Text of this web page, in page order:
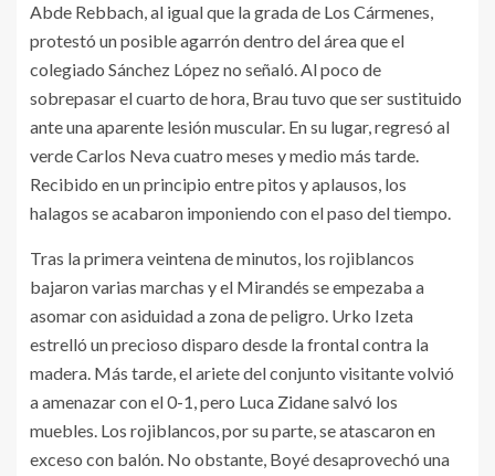
Abde Rebbach, al igual que la grada de Los Cármenes,
protestó un posible agarrón dentro del área que el
colegiado Sánchez López no señaló. Al poco de
sobrepasar el cuarto de hora, Brau tuvo que ser sustituido
ante una aparente lesión muscular. En su lugar, regresó al
verde Carlos Neva cuatro meses y medio más tarde.
Recibido en un principio entre pitos y aplausos, los
halagos se acabaron imponiendo con el paso del tiempo.
Tras la primera veintena de minutos, los rojiblancos
bajaron varias marchas y el Mirandés se empezaba a
asomar con asiduidad a zona de peligro. Urko Izeta
estrelló un precioso disparo desde la frontal contra la
madera. Más tarde, el ariete del conjunto visitante volvió
a amenazar con el 0-1, pero Luca Zidane salvó los
muebles. Los rojiblancos, por su parte, se atascaron en
exceso con balón. No obstante, Boyé desaprovechó una